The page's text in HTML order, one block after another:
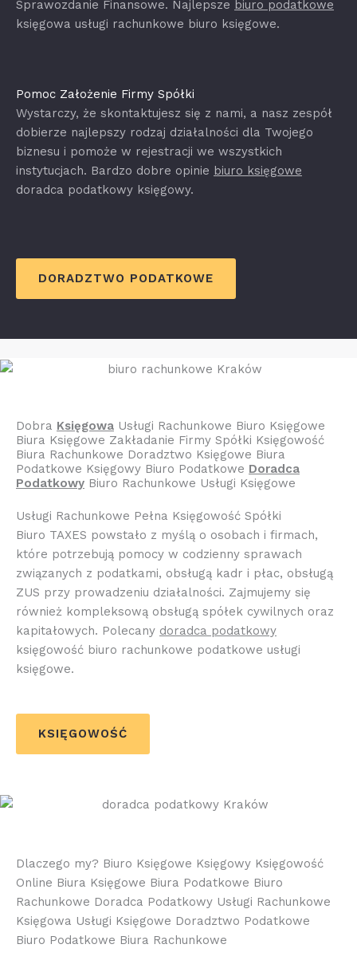
Sprawozdanie Finansowe. Najlepsze biuro podatkowe
księgowa usługi rachunkowe biuro księgowe.
Pomoc Założenie Firmy Spółki
Wystarczy, że skontaktujesz się z nami, a nasz zespół
dobierze najlepszy rodzaj działalności dla Twojego
biznesu i pomoże w rejestracji we wszystkich
instytucjach. Bardzo dobre opinie biuro księgowe
doradca podatkowy księgowy.
DORADZTWO PODATKOWE
Dobra Księgowa Usługi Rachunkowe Biuro Księgowe
Biura Księgowe Zakładanie Firmy Spółki Księgowość
Biura Rachunkowe Doradztwo Księgowe Biura
Podatkowe Księgowy Biuro Podatkowe Doradca
Podatkowy Biuro Rachunkowe Usługi Księgowe
Usługi Rachunkowe Pełna Księgowość Spółki
Biuro TAXES powstało z myślą o osobach i firmach,
które potrzebują pomocy w codzienny sprawach
związanych z podatkami, obsługą kadr i płac, obsługą
ZUS przy prowadzeniu działalności. Zajmujemy się
również kompleksową obsługą spółek cywilnych oraz
kapitałowych. Polecany doradca podatkowy
księgowość biuro rachunkowe podatkowe usługi
księgowe.
KSIĘGOWOŚĆ
Dlaczego my? Biuro Księgowe Księgowy Księgowość
Online Biura Księgowe Biura Podatkowe Biuro
Rachunkowe Doradca Podatkowy Usługi Rachunkowe
Księgowa Usługi Księgowe Doradztwo Podatkowe
Biuro Podatkowe Biura Rachunkowe